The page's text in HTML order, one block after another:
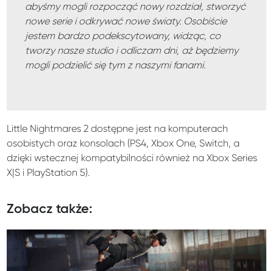
abyśmy mogli rozpocząć nowy rozdział, stworzyć
nowe serie i odkrywać nowe światy. Osobiście
jestem bardzo podekscytowany, widząc, co
tworzy nasze studio i odliczam dni, aż będziemy
mogli podzielić się tym z naszymi fanami.
Little Nightmares 2 dostępne jest na komputerach
osobistych oraz konsolach (PS4, Xbox One, Switch, a
dzięki wstecznej kompatybilności również na Xbox Series
X|S i PlayStation 5).
Zobacz także: